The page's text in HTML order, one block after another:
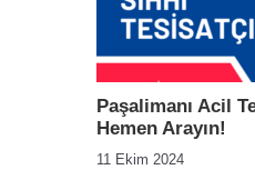
Paşalimanı Acil
Hemen Arayın!
11 Ekim 2024